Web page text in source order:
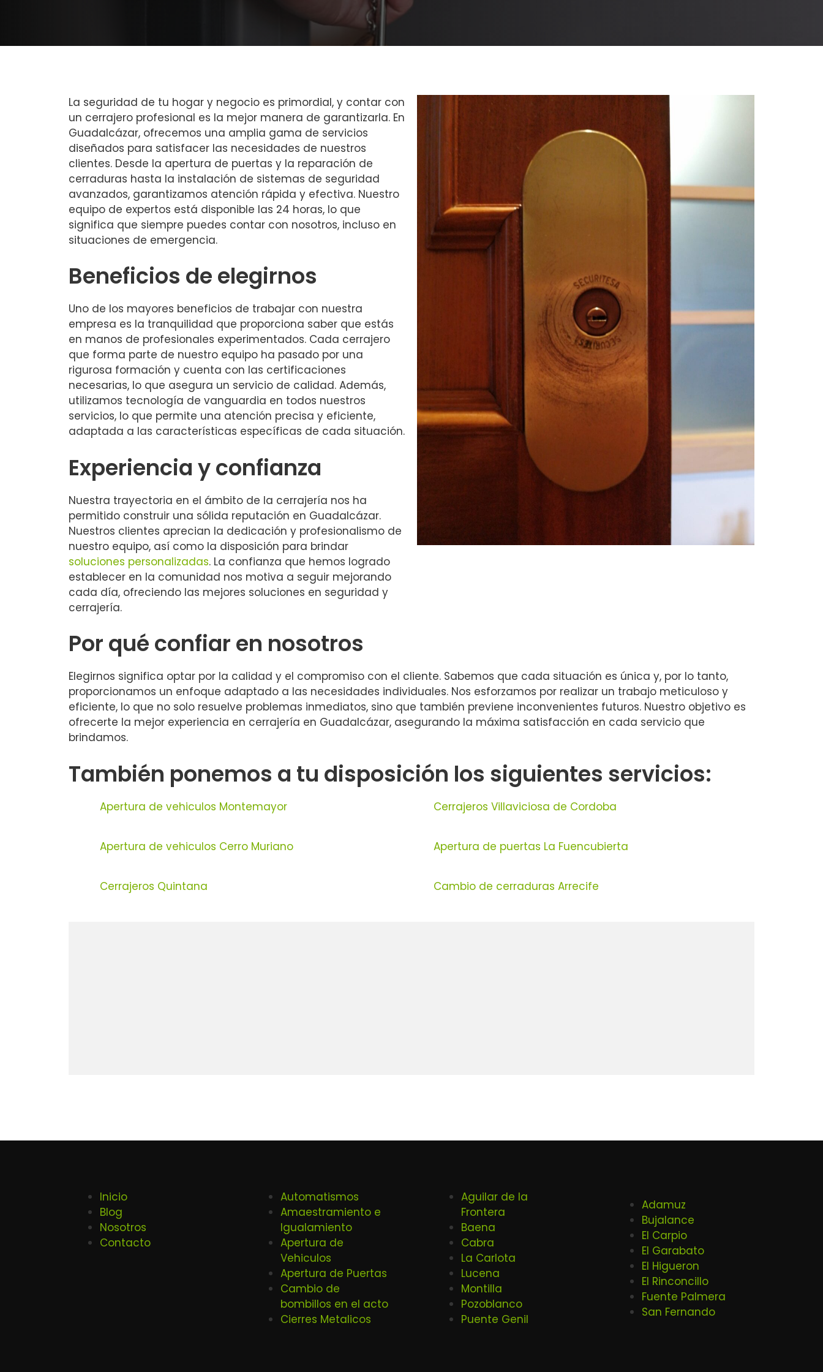
La seguridad de tu hogar y negocio es primordial, y contar con
un cerrajero profesional es la mejor manera de garantizarla. En
Guadalcázar, ofrecemos una amplia gama de servicios
diseñados para satisfacer las necesidades de nuestros
clientes. Desde la apertura de puertas y la reparación de
cerraduras hasta la instalación de sistemas de seguridad
avanzados, garantizamos atención rápida y efectiva. Nuestro
equipo de expertos está disponible las 24 horas, lo que
significa que siempre puedes contar con nosotros, incluso en
situaciones de emergencia.
Beneficios de elegirnos
Uno de los mayores beneficios de trabajar con nuestra
empresa es la tranquilidad que proporciona saber que estás
en manos de profesionales experimentados. Cada cerrajero
que forma parte de nuestro equipo ha pasado por una
rigurosa formación y cuenta con las certificaciones
necesarias, lo que asegura un servicio de calidad. Además,
utilizamos tecnología de vanguardia en todos nuestros
servicios, lo que permite una atención precisa y eficiente,
adaptada a las características específicas de cada situación.
Experiencia y confianza
Nuestra trayectoria en el ámbito de la cerrajería nos ha
permitido construir una sólida reputación en Guadalcázar.
Nuestros clientes aprecian la dedicación y profesionalismo de
nuestro equipo, así como la disposición para brindar
soluciones personalizadas. La confianza que hemos logrado
establecer en la comunidad nos motiva a seguir mejorando
cada día, ofreciendo las mejores soluciones en seguridad y
cerrajería.
Por qué confiar en nosotros
Elegirnos significa optar por la calidad y el compromiso con el cliente. Sabemos que cada situación es única y, por lo tanto,
proporcionamos un enfoque adaptado a las necesidades individuales. Nos esforzamos por realizar un trabajo meticuloso y
eficiente, lo que no solo resuelve problemas inmediatos, sino que también previene inconvenientes futuros. Nuestro objetivo es
ofrecerte la mejor experiencia en cerrajería en Guadalcázar, asegurando la máxima satisfacción en cada servicio que
brindamos.
También ponemos a tu disposición los siguientes servicios:
Apertura de vehiculos Montemayor Cerrajeros Villaviciosa de Cordoba
Apertura de vehiculos Cerro Muriano Apertura de puertas La Fuencubierta
Cerrajeros Quintana Cambio de cerraduras Arrecife
Inicio
Blog
Nosotros
Contacto
Automatismos
Amaestramiento e
Igualamiento
Apertura de
Vehiculos
Apertura de Puertas
Cambio de
bombillos en el acto
Cierres Metalicos
Aguilar de la
Frontera
Baena
Cabra
La Carlota
Lucena
Montilla
Pozoblanco
Puente Genil
Adamuz
Bujalance
El Carpio
El Garabato
El Higueron
El Rinconcillo
Fuente Palmera
San Fernando